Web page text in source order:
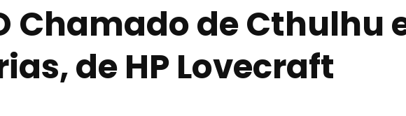
Chamado de Cthulhu
de HP Lovecraft